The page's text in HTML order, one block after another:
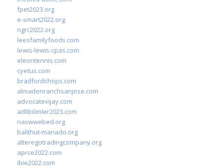
fpet2023.org
e-smart2022.org
ngrc2022.org
leesfamilyfoods.com
lewis-lewis-cpas.com
eleontennis.com
cyetus.com
bradfordshops.com
almadenranchsanjose.com
advocatevijay.com
adlibilimler2023.com
naswwebed.org
balithut-manado.org
alteregotradingcompany.org
aprce2022.com
ibie2022.com